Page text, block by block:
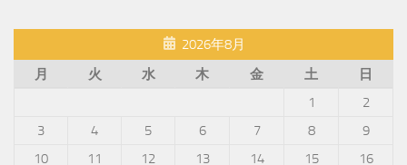
2026年8月
月
火 水 木 金 土
日
1
2
3
4 5 6 7 8
9
10
11 12 13 14 15
16